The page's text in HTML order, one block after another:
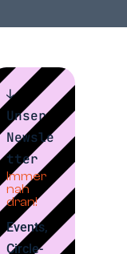
↓
Unser
Newsle
tter
Immer
nah
dran!
Events,
Circle-